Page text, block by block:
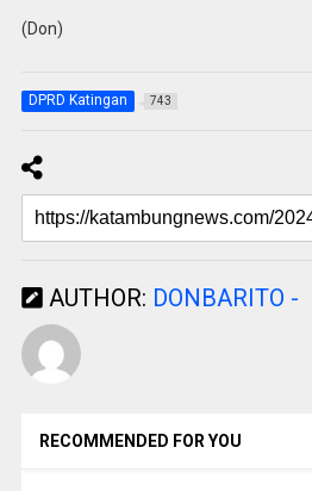
(Don)
DPRD Katingan 743
AUTHOR: DONBARITO -
RECOMMENDED FOR YOU